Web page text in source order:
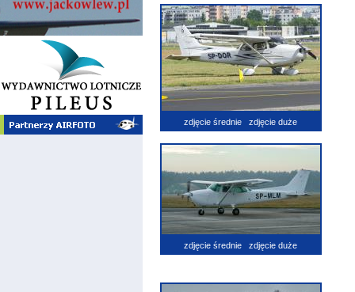
zdjęcie średnie zdjęcie duże
zdjęcie średnie zdjęcie duże